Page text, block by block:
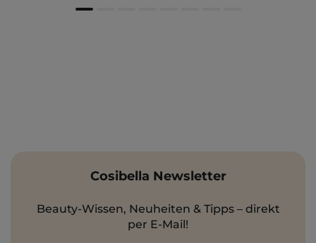
Cosibella Newsletter
Beauty-Wissen, Neuheiten & Tipps – direkt
per E-Mail!